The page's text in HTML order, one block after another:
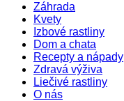
Záhrada
Kvety
Izbové rastliny
Dom a chata
Recepty a nápady
Zdravá výživa
Liečivé rastliny
O nás